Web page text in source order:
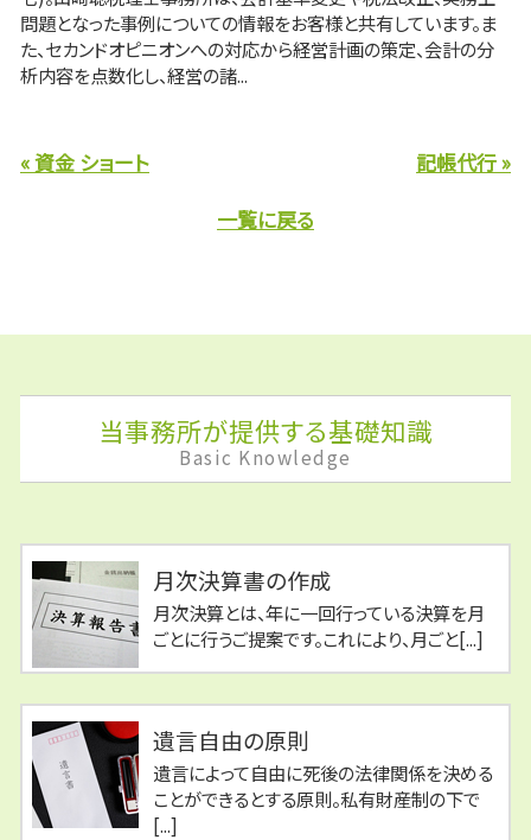
問題となった事例についての情報をお客様と共有しています。ま
た、セカンドオピニオンへの対応から経営計画の策定、会計の分
析内容を点数化し、経営の諸...
« 資金 ショート
記帳代行 »
一覧に戻る
当事務所が提供する基礎知識
Basic Knowledge
月次決算書の作成
月次決算とは、年に一回行っている決算を月
ごとに行うご提案です。これにより、月ごと[...]
遺言自由の原則
遺言によって自由に死後の法律関係を決める
ことができるとする原則。私有財産制の下で
[...]